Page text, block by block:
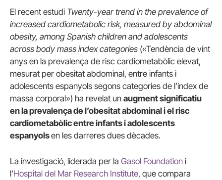
El recent estudi Twenty-year trend in the prevalence of
increased cardiometabolic risk, measured by abdominal
obesity, among Spanish children and adolescents
across body mass index categories («Tendència de vint
anys en la prevalença de risc cardiometabòlic elevat,
mesurat per obesitat abdominal, entre infants i
adolescents espanyols segons categories de l’índex de
massa corporal») ha revelat un augment significatiu
en la prevalença de l’obesitat abdominal i el risc
cardiometabòlic entre infants i adolescents
espanyolsen les darreres dues dècades.
La investigació, liderada per la Gasol Foundation i
l’Hospital del Mar Research Institute, que compara